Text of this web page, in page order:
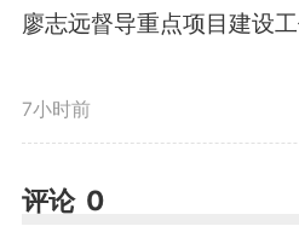
市广播电视台《铜
栏目，权威解读世
廖志远督导重点项目建设
7小时前
评论 0